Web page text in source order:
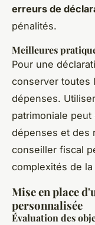
erreurs de
pénalités.
Meilleures
Pour une
conserver toutes
dépenses.
patrimoniale
dépenses et des
conseiller fiscal
complexités de
Mise en place
personnalisée
Évaluation des